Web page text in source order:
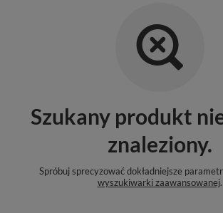
Szukany produkt
znaleziony.
Spróbuj sprecyzować dokładniejsze
wyszukiwarki zaawansowanej.